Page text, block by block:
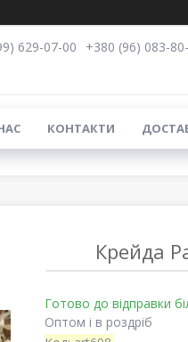
629-07-00
+380 (96) 083-
КОНТАКТИ
Крейда
Готово до відправки
Оптом і в роздріб